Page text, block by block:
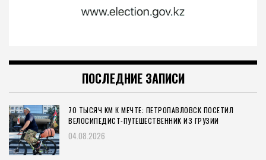
ПОСЛЕДНИЕ ЗАПИСИ
70 ТЫСЯЧ КМ К МЕЧТЕ: ПЕТРОПАВЛОВСК ПОСЕТИЛ
ВЕЛОСИПЕДИСТ-ПУТЕШЕСТВЕННИК ИЗ ГРУЗИИ
04.08.2026